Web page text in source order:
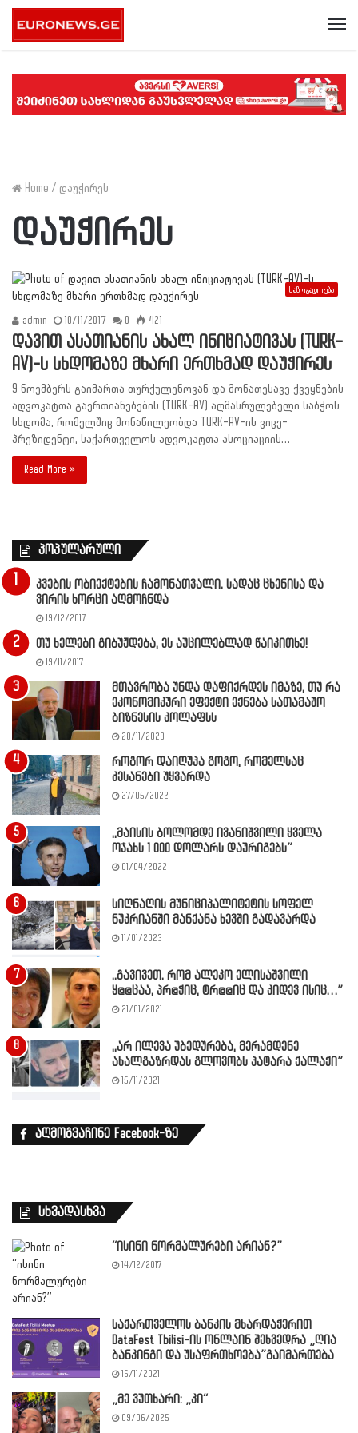
Home / დაუჭირეს
დაუჭირეს
საზოგადოება
admin 10/11/2017 0 421
დავით ასათიანის ახალ ინიციატივას (TURK-
AV)-ს სხდომაზე მხარი ერთხმად დაუჭირეს
9 ნოემბერს გაიმართა თურქულენოვან და მონათესავე ქვეყნების
ადვოკატთა გაერთიანებების (TURK-AV) აღმასრულებელი საბჭოს
სხდომა, რომელშიც მონაწილეობდა TURK-AV-ის ვიცე-
პრეზიდენტი, საქართველოს ადვოკატთა ასოციაციის…
Read More »
პოპულარული
კვების ობიექტების ჩამონათვალი, სადაც ცხენისა და
ვირის ხორცი აღმოჩნდა
19/12/2017
თუ ხელები გიბუჟდება, ეს აუცილებლად წაიკითხე!
19/11/2017
მთავრობა უნდა დაფიქრდეს იმაზე, თუ რა
ეკონომიკური ეფექტი ექნება სათამაშო
ბიზნესის კოლაფსს
28/11/2023
როგორ დაიღუპა გოგო, რომელსაც
კესანები უყვარდა
27/05/2022
,,მაისის ბოლომდე ივანიშვილი ყველა
ოჯახს 1 000 დოლარს დაურიგებს”
01/04/2022
სიღნაღის მუნიციპალიტეტის სოფელ
ნუკრიანში მანქანა ხევში გადავარდა
11/01/2023
,,გავივეთ, რომ ალეკო ელისაშვილი
ყ@@ცაა, პრ@ჭიც, ტრ@@იც და კიდევ ისიც…”
21/01/2021
,,არ ილევა უბედურება, მერამდენე
ახალგაზრდას გლოვობს პატარა ქალაქი”
15/11/2021
აღმოგვაჩინე Facebook-ზე
სხვადასხვა
“ისინი ნორმალურები არიან?”
14/12/2017
საქართველოს ბანკის მხარდაჭერით
DataFest Tbilisi-ის ონლაინ შეხვედრა „ღია
ბანკინგი და უსაფრთხოება”გაიმართება
16/11/2021
„მე ვუთხარი: „კი“
09/06/2025